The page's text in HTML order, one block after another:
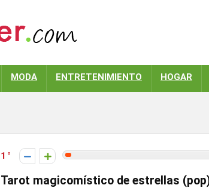
MODA ENTRETENIMIENTO HOGAR
1
Tarot magicomístico de estrellas